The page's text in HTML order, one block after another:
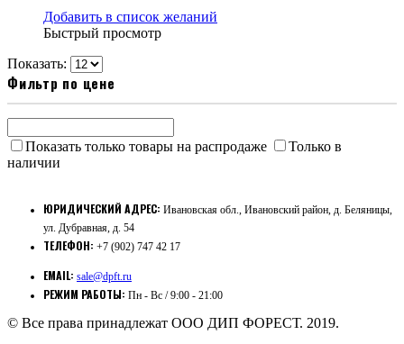
Добавить в список желаний
Быстрый просмотр
Показать:
Фильтр по цене
Показать только товары на распродаже
Только в
наличии
ЮРИДИЧЕСКИЙ АДРЕС: Ивановская обл., Ивановский район, д. Беляницы,
ул. Дубравная, д. 54
ТЕЛЕФОН: +7 (902) 747 42 17
EMAIL: sale@dpft.ru
РЕЖИМ РАБОТЫ: Пн - Вс / 9:00 - 21:00
© Все права принадлежат ООО ДИП ФОРЕСТ. 2019.